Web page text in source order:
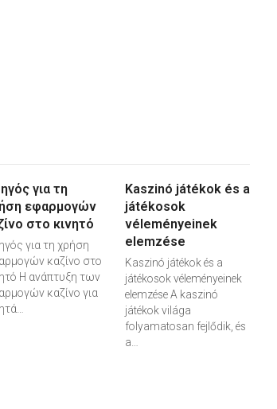
για τη
εφαρμογών
στο κινητό
για τη χρήση
καζίνο στο
Η ανάπτυξη των
καζίνο για
Kaszinó játékok és a
játékosok
véleményeinek
elemzése
Kaszinó játékok és a
játékosok véleményeinek
elemzése A kaszinó
játékok világa
folyamatosan fejlődik, és
a…